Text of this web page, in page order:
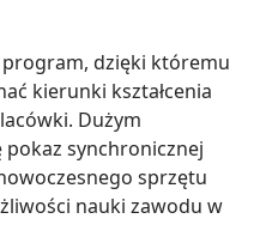
program, dzięki któremu
kierunki kształcenia
Dużym
pokaz synchronicznej
sprzętu
nauki zawodu w